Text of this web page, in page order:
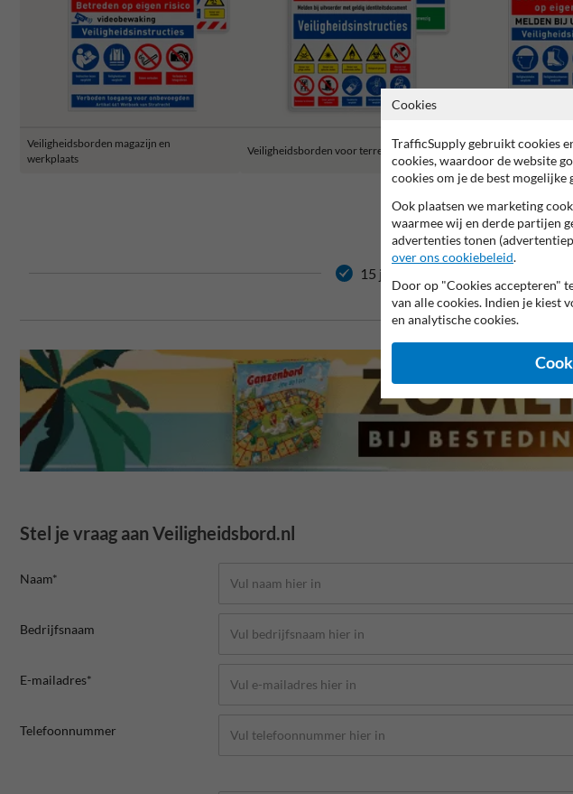
Veiligheidsborden magazijn en
werkplaats
Veiligheidsborden voor terrein Bouwplaats borden
15 jaar garantie op reflecterende
Stel je vraag aan Veiligheidsbord.nl
Naam*
Bedrijfsnaam
E-mailadres*
Telefoonnummer
Cookies
TrafficSupply gebruikt cookies
cookies, waardoor de website
cookies om je de best
Ook plaatsen we marketing
waarmee wij en derde partijen
advertenties tonen
over ons cookiebeleid.
Door op "Cookies accepteren"
van alle cookies. Indien je kiest
en analytische cookies.